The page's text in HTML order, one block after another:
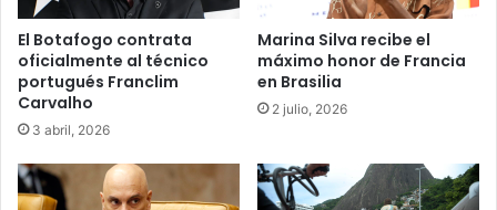
El Botafogo contrata
oficialmente al técnico
portugués Franclim
Carvalho
3 abril, 2026
Marina Silva recibe el
máximo honor de Francia
en Brasilia
2 julio, 2026